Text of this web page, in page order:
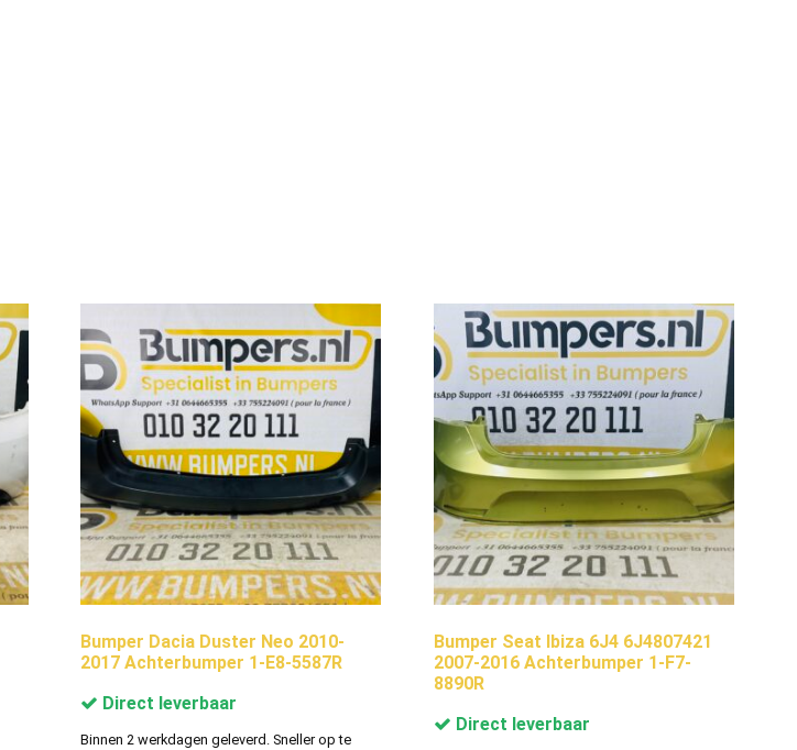
Bumper Dacia Duster Neo 2010-
2017 Achterbumper 1-E8-5587R
Direct leverbaar
Binnen 2 werkdagen geleverd. Sneller op te
Bumper Seat Ibiza 6J4 6J4807421
2007-2016 Achterbumper 1-F7-
8890R
Direct leverbaar